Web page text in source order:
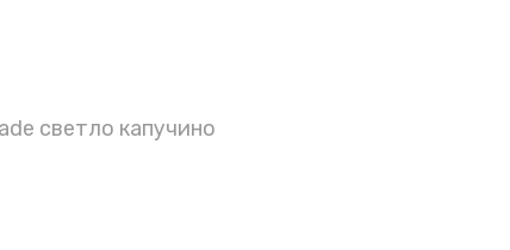
светло капучино